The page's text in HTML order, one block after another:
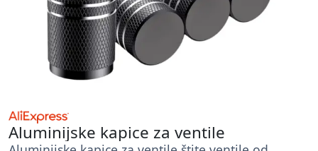
Aluminijske kapice za ventile